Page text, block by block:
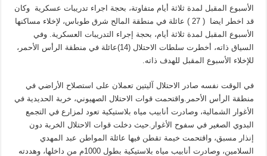
الأسبوع المقبل لمدة ثلاثة أيام متفاوتة، بحجة اجراء تدريبات عسكرية وكان
قد اخطر ايضا ( 27 ) عائلة في منطقة المالح شرق طوباس، لإخلاء مساكنها
الأسبوع المقبل لمدة ثلاثة أيام، بحجة إجراء التدريبات العسكرية. وفي
السياق ذاته، أخطرت سلطات الاحتلال (14)عائلة في منطقة الرأس الأحمر،
للإخلاء الأسبوع المقبل للهدف ذاته.
في الوقت نفسه صادر الاحتلال آليتين تعملان على استصلاح الأراضي في
منطقة الرأس الأحمر.واقتحمت قوات الاحتلال الصهيوني، خربة الحديدية في
الأغوار الشمالية، وصادرت أنابيب مياه بلاستيكية تعود لمزارع في التجمع
البدوي الصغير في سفوح الأغوار.حيث دخلت قوات الاحتلال الخربة دون
إنذار مسبق، واقتحمت خيمة تقطن فيها عائلة المواطن عبد المهدي
السلامين، وصادرت أنابيب مياه بلاستيكية بطول 1000م من داخلها، وهددته